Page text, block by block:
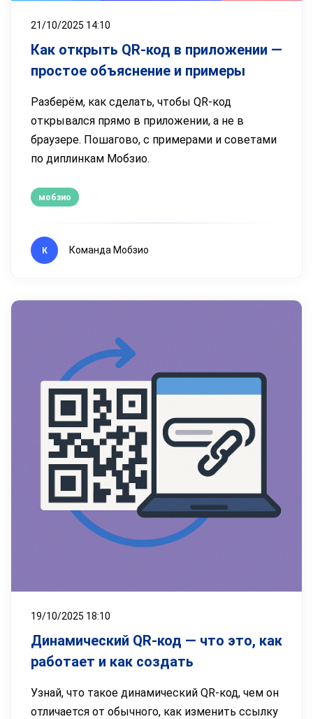
21/10/2025 14:10
Как открыть QR-код в приложении —
простое объяснение и примеры
Разберём, как сделать, чтобы QR-код
открывался прямо в приложении, а не в
браузере. Пошагово, с примерами и советами
по диплинкам Мобзио.
мобзио
К Команда Мобзио
19/10/2025 18:10
Динамический QR-код — что это, как
работает и как создать
Узнай, что такое динамический QR-код, чем он
отличается от обычного, как изменить ссылку